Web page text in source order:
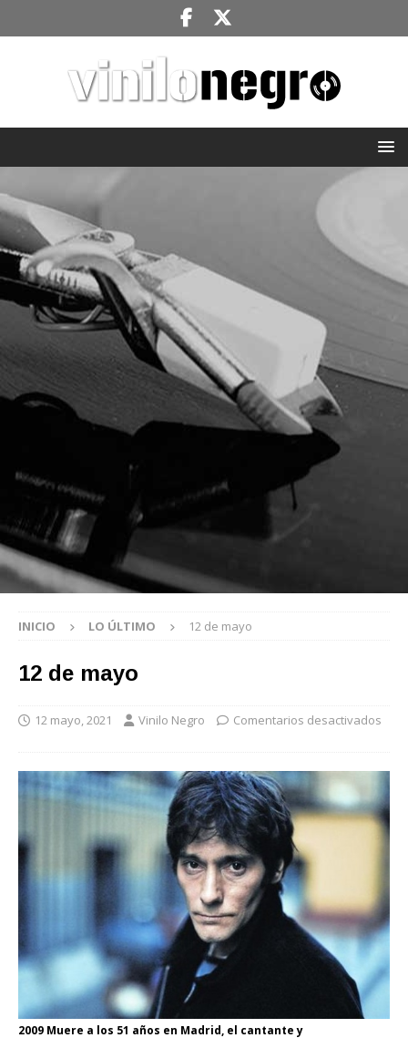
INICIO LO ÚLTIMO 12 de mayo
12 de mayo
12 mayo, 2021 Vinilo Negro Comentarios desactivados
2009 Muere a los 51 años en Madrid, el cantante y